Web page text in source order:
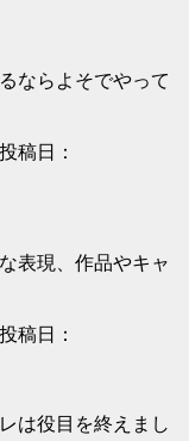
ならよそでやって
投稿日：
表現、作品やキャ
投稿日：
は役目を終えまし